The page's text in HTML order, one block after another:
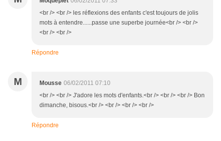
<br /> <br /> les réflexions des enfants c'est toujours de jolis
mots à entendre......passe une superbe journée<br /> <br />
<br /> <br />
Répondre
M Mousse 06/02/2011 07:10
<br /> <br /> J'adore les mots d'enfants.<br /> <br /> <br /> Bon
dimanche, bisous.<br /> <br /> <br /> <br />
Répondre